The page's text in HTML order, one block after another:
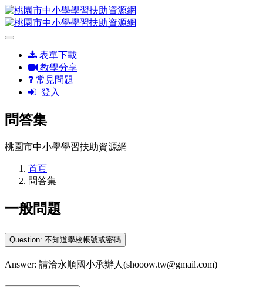
表單下載
教學分享
常見問題
登入
問答集
桃園市中小學學習扶助資源網
首頁
問答集
一般問題
Question: 不知道學校帳號或密碼
Answer: 請洽永順國小承辦人(shooow.tw@gmail.com)